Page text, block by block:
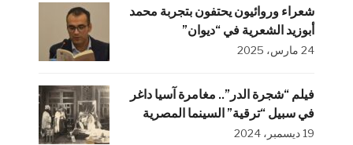
شعراء وروائيون يحتفون بتجربة محمد
أبوزيد الشعرية في “ديوان”
24 مارس، 2025
فيلم “شجرة الدر”.. مغامرة آسيا داغر
في سبيل “ترقية” السينما المصرية
19 ديسمبر، 2024